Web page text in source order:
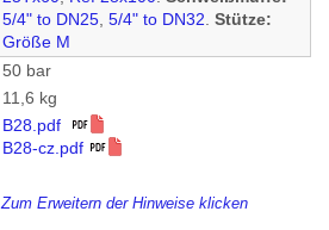
5/4" to DN25, 5/4" to DN32. Stütze:
Größe M
50 bar
11,6 kg
B28.pdf
B28-cz.pdf
Zum Erweitern der Hinweise klicken